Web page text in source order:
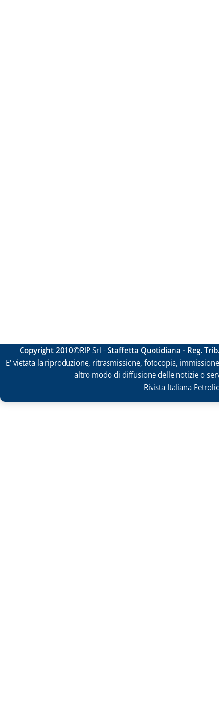
Copyright 2010©RIP Srl -Staffetta Quotidiana - Reg.
E' vietata la riproduzione, ritrasmissione, fotocopia,
altro modo di diffusione delle notizie o
Rivista Italiana